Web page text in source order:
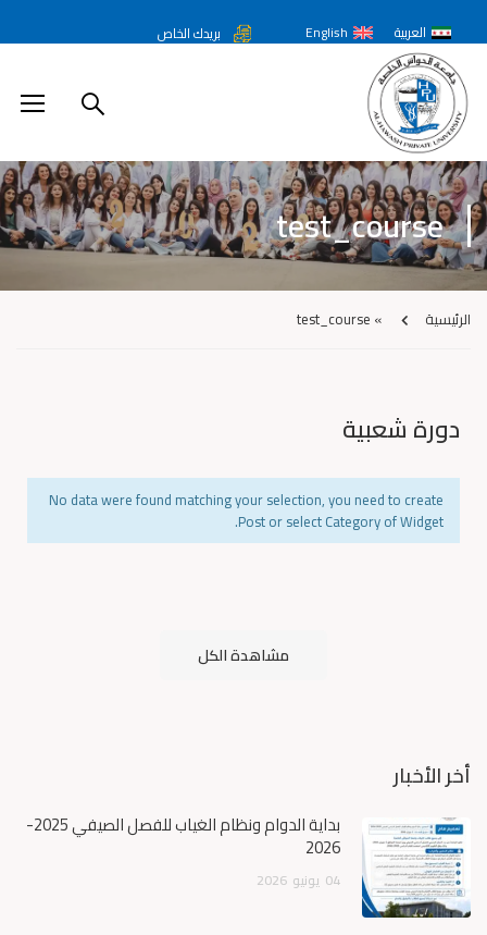
العربية English بريدك الخاص
test_course
الرئيسية »
test_course
دورة شعبية
No data were found matching your selection, you need to create
Post or select Category of Widget.
مشاهدة الكل
أخر الأخبار
بداية الدوام ونظام الغياب للفصل الصيفي 2025-
2026
04 يونيو 2026